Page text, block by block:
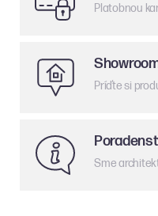
Platobnou
Príďte si
Sme